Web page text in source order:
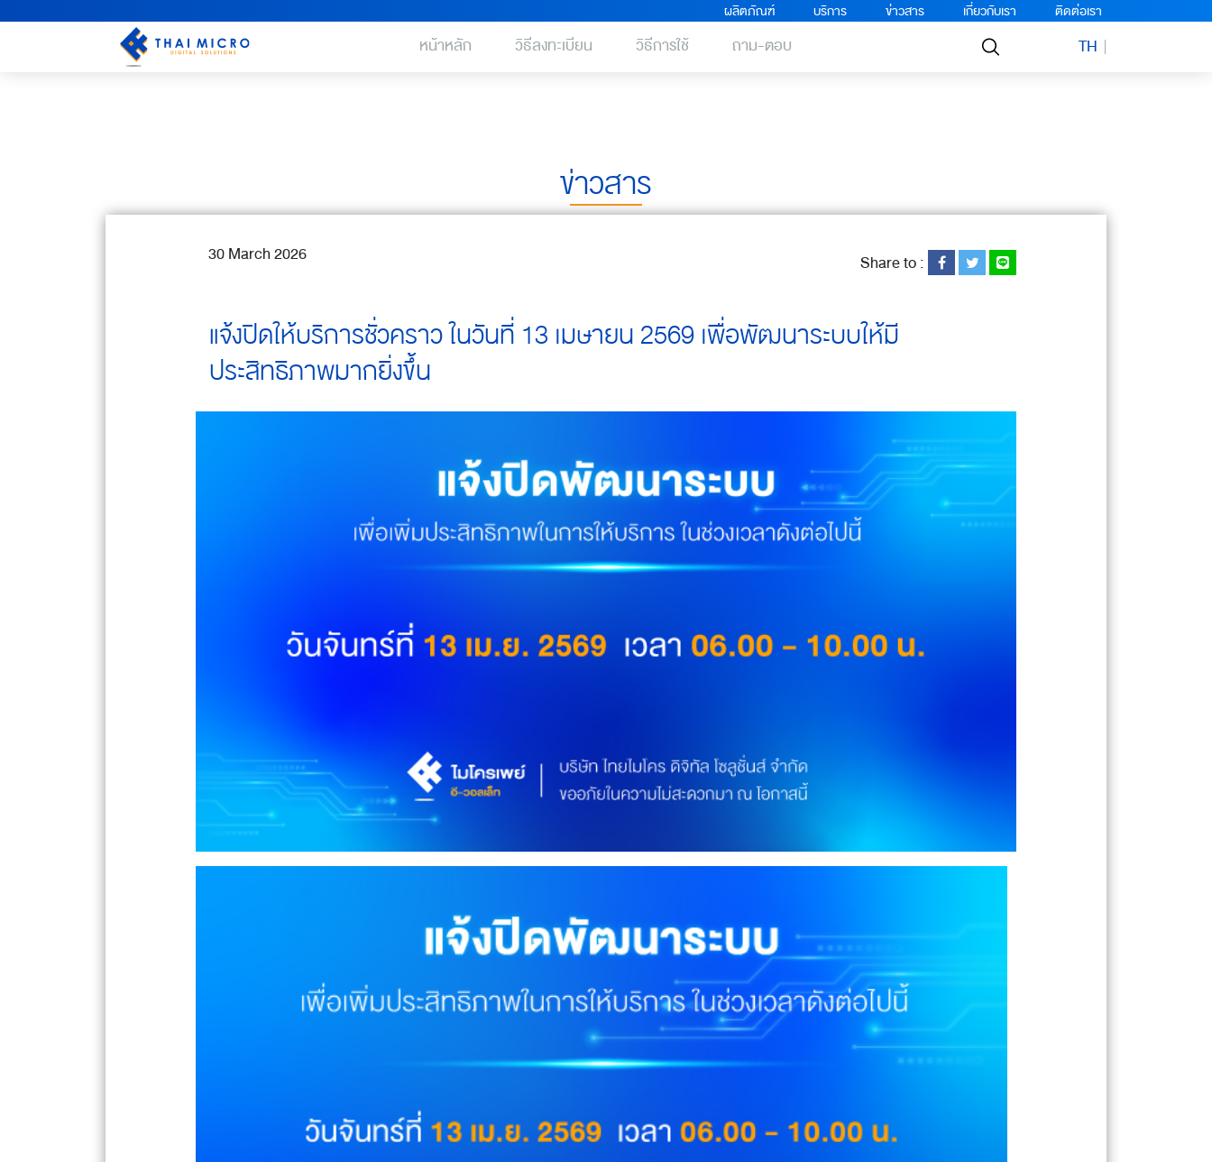
ผลิตภัณฑ์ บริการ ข่าวสาร เกี่ยวกับเรา ติดต่อเรา
หน้าหลัก วิธีลงทะเบียน วิธีการใช้ ถาม-ตอบ TH
ข่าวสาร
30 March 2026 Share to :
แจ้งปิดให้บริการชั่วคราว ในวันที่ 13 เมษายน 2569 เพื่อพัฒนาระบบให้มี
ประสิทธิภาพมากยิ่งขึ้น